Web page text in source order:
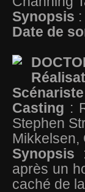
Synopsis :
Date de
Scénariste
Casting :
Stephen
Mikkelsen,
Synopsis
après un
caché de